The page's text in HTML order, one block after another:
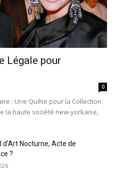
Légale pour
0
: Une Quête pour la Collection
la haute société new-yorkaise,
d’Art Nocturne, Acte de
?